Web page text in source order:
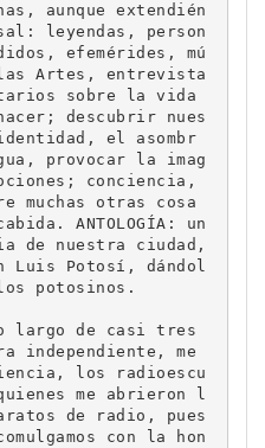
aunque extendién
leyendas, person
efemérides, mú
Artes, entrevista
sobre la vida
descubrir nues
el asombr
provocar la imag
conciencia,
muchas otras cosa
ANTOLOGÍA: un
de nuestra ciudad,
Luis Potosí, dándol
potosinos.
largo de casi tres
independiente, me
los radioescu
me abrieron l
de radio, pues
con la hon